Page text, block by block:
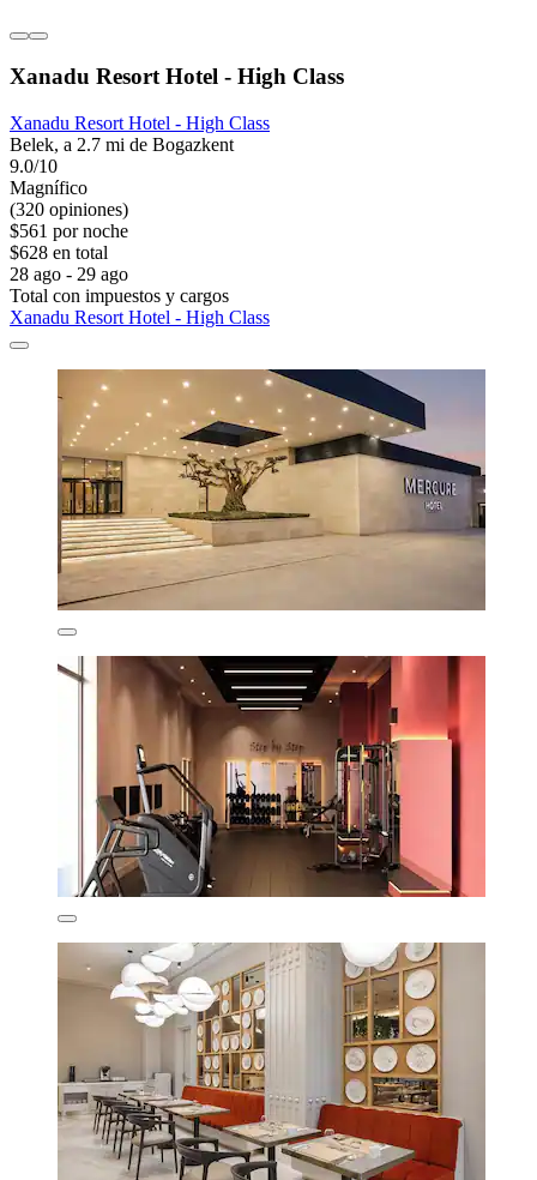
Xanadu Resort Hotel - High Class
Xanadu Resort Hotel - High Class
Belek, a 2.7 mi de Bogazkent
9.0/10
Magnífico
(320 opiniones)
$561 por noche
$628 en total
28 ago - 29 ago
Total con impuestos y cargos
Xanadu Resort Hotel - High Class